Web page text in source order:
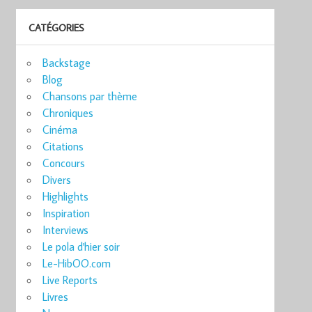
CATÉGORIES
Backstage
Blog
Chansons par thème
Chroniques
Cinéma
Citations
Concours
Divers
Highlights
Inspiration
Interviews
Le pola d'hier soir
Le-HibOO.com
Live Reports
Livres